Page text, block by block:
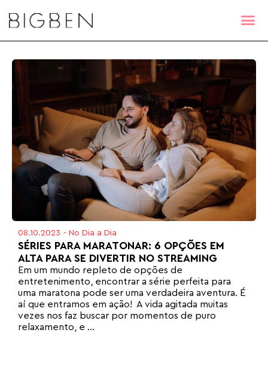
08.10.2023 - No Dia a Dia
SÉRIES PARA MARATONAR: 6 OPÇÕES EM
ALTA PARA SE DIVERTIR NO STREAMING
Em um mundo repleto de opções de
entretenimento, encontrar a série perfeita para
uma maratona pode ser uma verdadeira aventura. É
aí que entramos em ação! A vida agitada muitas
vezes nos faz buscar por momentos de puro
relaxamento, e ...